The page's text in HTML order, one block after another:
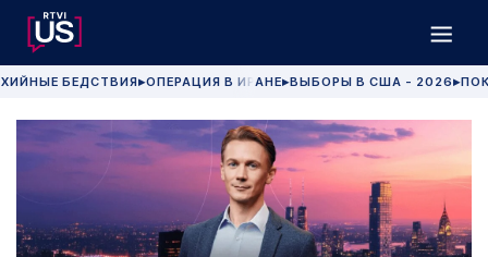
БЕДСТВИЯ▶ОПЕРАЦИЯ В ИРАНЕ▶ВЫБОРЫ В США - 2026 ▶